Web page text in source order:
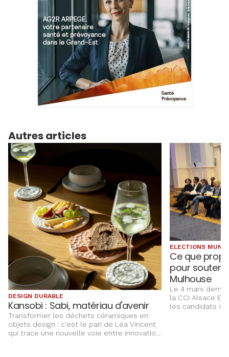
Autres articles
DESIGN DURABLE
Kansobi : Sabi, matériau d'avenir
Transformer les déchets céramiques en
objets design : c’est le pari de Léa Vincent
qui trace une nouvelle voie entre innovation,
ELECTIONS
Ce que
pour
Mulhouse
Le 4 mars
la CCI Alsace
les candidats